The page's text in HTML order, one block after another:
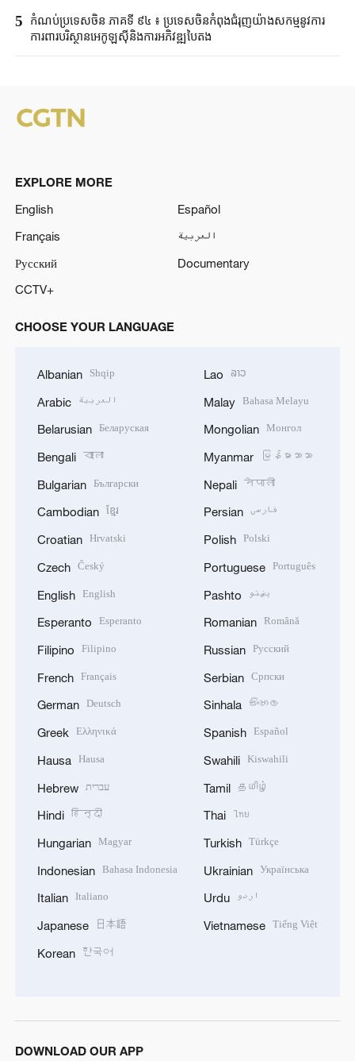
5
កំណប់ប្រទេសចិន ភាគទី ៩៤ ៖ ប្រទេសចិនកំពុងជំរុញយ៉ាងសកម្មនូវការ
ការពារបរិស្ថានអេកូឡូស៊ីនិងការអភិវឌ្ឍបៃតង
EXPLORE MORE
English
Español
Français
العربية
Русский
Documentary
CCTV+
CHOOSE YOUR LANGUAGE
Albanian Shqip
Arabic العربية
Belarusian Беларуская
Bengali বাংলা
Bulgarian Български
Cambodian ខ្មែរ
Croatian Hrvatski
Czech Český
English English
Esperanto Esperanto
Filipino Filipino
French Français
German Deutsch
Greek Ελληνικά
Hausa Hausa
Hebrew עברית
Hindi हिन्दी
Hungarian Magyar
Indonesian Bahasa Indonesia
Italian Italiano
Japanese 日本語
Korean 한국어
Lao ລາວ
Malay Bahasa Melayu
Mongolian Монгол
Myanmar မြန်မာဘာသာ
Nepali नेपाली
Persian فارسی
Polish Polski
Portuguese Português
Pashto پښتو
Romanian Română
Russian Русский
Serbian Српски
Sinhala සිංහල
Spanish Español
Swahili Kiswahili
Tamil தமிழ்
Thai ไทย
Turkish Türkçe
Ukrainian Українська
Urdu اردو
Vietnamese Tiếng Việt
DOWNLOAD OUR APP